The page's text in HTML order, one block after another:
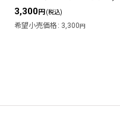
3,300円(税込)
希望小売価格 : 3,300円